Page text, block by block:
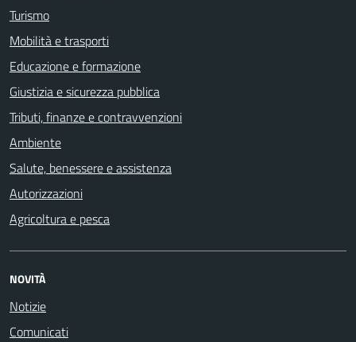
Turismo
Mobilità e trasporti
Educazione e formazione
Giustizia e sicurezza pubblica
Tributi, finanze e contravvenzioni
Ambiente
Salute, benessere e assistenza
Autorizzazioni
Agricoltura e pesca
NOVITÀ
Notizie
Comunicati